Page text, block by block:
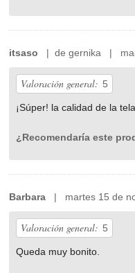
itsaso | de gernika |
Valoración general: 5
¡Súper! la calidad de la
¿Recomendaría este
Barbara | martes 15 de
Valoración general: 5
Queda muy bonito.